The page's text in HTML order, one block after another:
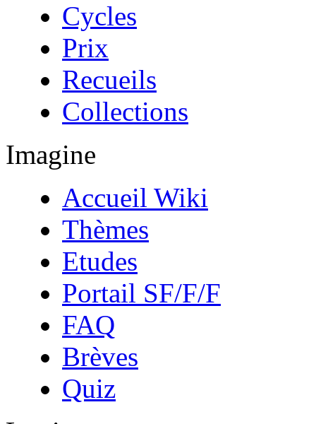
Cycles
Prix
Recueils
Collections
Imagine
Accueil Wiki
Thèmes
Etudes
Portail SF/F/F
FAQ
Brèves
Quiz